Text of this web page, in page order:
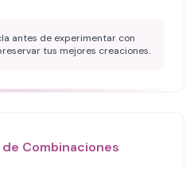
antes de experimentar con
tus mejores creaciones.
Combinaciones